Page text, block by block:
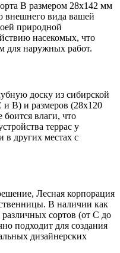
В размером 28x142 мм
внешнего вида вашей
природной
насекомых, что
для наружных работ.
доску из сибирской
В) и размеров (28x120
влаги, что
террас у
в других местах с
Лесная корпорация
В наличии как
сортов (от С до
подходит для создания
дизайнерских